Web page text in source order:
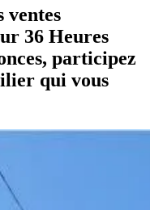
ventes
36 Heures
participez
qui vous